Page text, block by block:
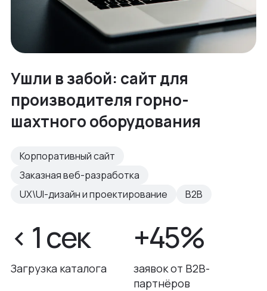
Ушли в забой: сайт для
производителя горно-
шахтного оборудования
Корпоративный сайт
Заказная веб-разработка
UX\UI-дизайн и проектирование
B2B
< 1 сек
Загрузка каталога
+45%
заявок от B2B-
партнёров